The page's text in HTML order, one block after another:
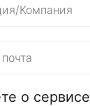
о сервисе